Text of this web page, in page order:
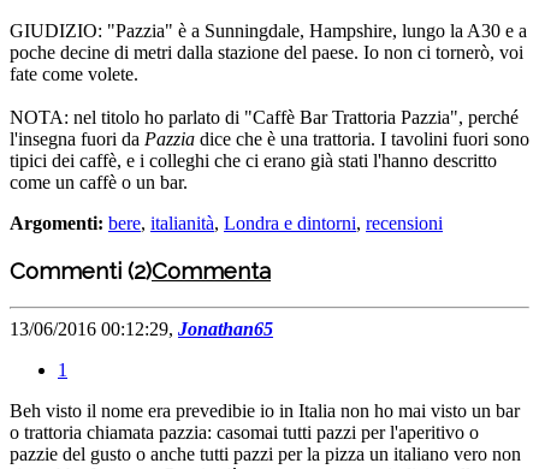
GIUDIZIO: "Pazzia" è a Sunningdale, Hampshire, lungo la A30 e a
poche decine di metri dalla stazione del paese. Io non ci tornerò, voi
fate come volete.
NOTA: nel titolo ho parlato di "Caffè Bar Trattoria Pazzia", perché
l'insegna fuori da Pazzia dice che è una trattoria. I tavolini fuori sono
tipici dei caffè, e i colleghi che ci erano già stati l'hanno descritto
come un caffè o un bar.
Argomenti: bere, italianità, Londra e dintorni, recensioni
Commenti (2)Commenta
13/06/2016 00:12:29, Jonathan65
1
Beh visto il nome era prevedibie io in Italia non ho mai visto un bar
o trattoria chiamata pazzia: casomai tutti pazzi per l'aperitivo o
pazzie del gusto o anche tutti pazzi per la pizza un italiano vero non